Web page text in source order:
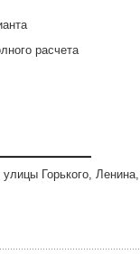
расчета
улицы Горького,